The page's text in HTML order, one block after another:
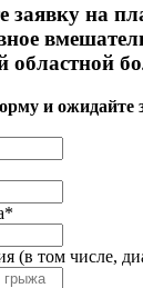
на
областной
и ожидайте
*
(в том числе,